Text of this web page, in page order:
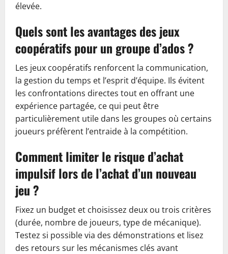
élevée.
Quels sont les avantages des jeux
coopératifs pour un groupe d’ados ?
Les jeux coopératifs renforcent la communication,
la gestion du temps et l’esprit d’équipe. Ils évitent
les confrontations directes tout en offrant une
expérience partagée, ce qui peut être
particulièrement utile dans les groupes où certains
joueurs préfèrent l’entraide à la compétition.
Comment limiter le risque d’achat
impulsif lors de l’achat d’un nouveau
jeu ?
Fixez un budget et choisissez deux ou trois critères
(durée, nombre de joueurs, type de mécanique).
Testez si possible via des démonstrations et lisez
des retours sur les mécanismes clés avant